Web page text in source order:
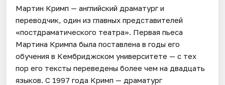
Мартин Кримп — английский драматург и
переводчик, один из главных представителей
«постдраматического театра». Первая пьеса
Мартина Кримпа была поставлена в годы его
обучения в Кембриджском университете — с тех
пор его тексты переведены более чем на двадцать
языков. С 1997 года Кримп — драматург